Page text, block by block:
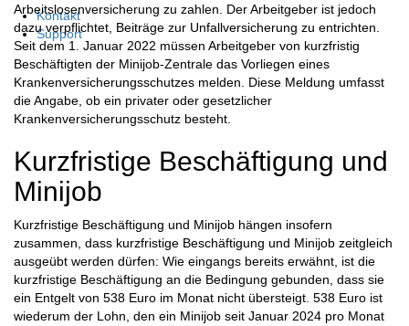
Kontakt
Support
Arbeitslosenversicherung zu zahlen. Der Arbeitgeber ist jedoch
dazu verpflichtet, Beiträge zur Unfallversicherung zu entrichten.
Seit dem 1. Januar 2022 müssen Arbeitgeber von kurzfristig
Beschäftigten der Minijob-Zentrale das Vorliegen eines
Krankenversicherungsschutzes melden. Diese Meldung umfasst
die Angabe, ob ein privater oder gesetzlicher
Krankenversicherungsschutz besteht.
Kurzfristige Beschäftigung und
Minijob
Kurzfristige Beschäftigung und Minijob hängen insofern
zusammen, dass kurzfristige Beschäftigung und Minijob zeitgleich
ausgeübt werden dürfen: Wie eingangs bereits erwähnt, ist die
kurzfristige Beschäftigung an die Bedingung gebunden, dass sie
ein Entgelt von 538 Euro im Monat nicht übersteigt. 538 Euro ist
wiederum der Lohn, den ein Minijob seit Januar 2024 pro Monat